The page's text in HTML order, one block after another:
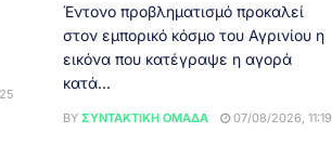
Έντονο προβληματισμό προκαλεί
στον εμπορικό κόσμο του Αγρινίου η
εικόνα που κατέγραψε η αγορά
κατά...
BY ΣΥΝΤΑΚΤΙΚΉ ΟΜΆΔΑ 07/08/2026, 11:19